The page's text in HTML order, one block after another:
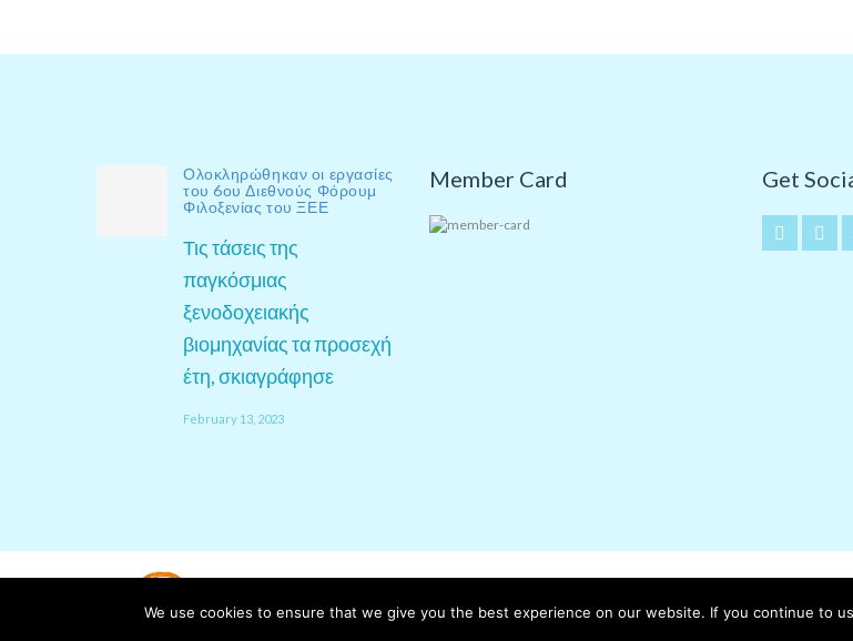
Ολοκληρώθηκαν οι εργασίες
του 6ου Διεθνούς Φόρουμ
Φιλοξενίας του ΞΕΕ
Τις τάσεις της
παγκόσμιας
ξενοδοχειακής
βιομηχανίας τα προσεχή
έτη, σκιαγράφησε
February 13, 2023
Member Card Get
We use cookies to ensure that we give you the best experience on our website. If you continue to